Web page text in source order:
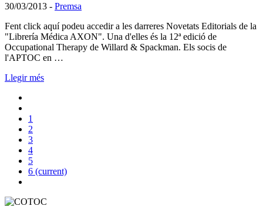
30/03/2013 - Premsa
Fent click aquí podeu accedir a les darreres Novetats Editorials de la
"Librería Médica AXON". Una d'elles és la 12ª edició de
Occupational Therapy de Willard & Spackman. Els socis de
l'APTOC en …
Llegir més
1
2
3
4
5
6 (current)